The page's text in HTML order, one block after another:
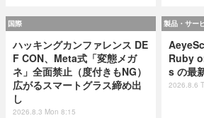
国際
ハッキングカンファレンス DE
F CON、Meta式「変態メガ
ネ」全面禁止（度付きもNG）
広がるスマートグラス締め出
し
2026.8.3 Mon 8:15
製品・サー
Ruby
s の最
2026.8.6